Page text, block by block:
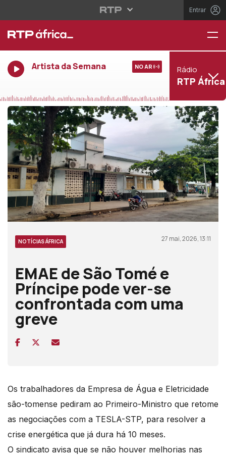
Entrar
Artista da Semana NO AR Rádio
RTP África
NOTÍCIAS ÁFRICA 27 mai, 2026, 13:11
EMAE de São Tomé e
Príncipe pode ver-se
confrontada com uma
greve
Os trabalhadores da Empresa de Água e Eletricidade
são-tomense pediram ao Primeiro-Ministro que retome
as negociações com a TESLA-STP, para resolver a
crise energética que já dura há 10 meses.
O sindicato avisa que se não houver melhorias nas